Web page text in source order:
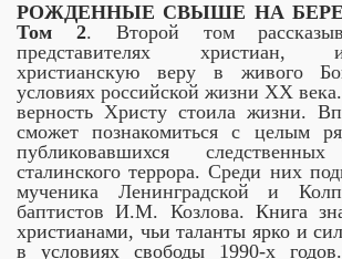
РОЖДЕННЫЕ СВЫШЕ НА
Том 2. Второй том
представителях христиан,
христианскую веру в живого
условиях российской жизни ХХ
верность Христу стоила жизни.
сможет познакомиться с целым
публиковавшихся
сталинского террора. Среди них
мученика Ленинградской и
баптистов И.М. Козлова. Книга
христианами, чьи таланты ярко и
в условиях свободы 1990-х